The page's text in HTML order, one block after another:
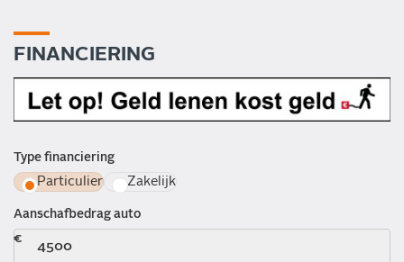
FINANCIERING
Type financiering
Particulier Zakelijk
Aanschafbedrag auto